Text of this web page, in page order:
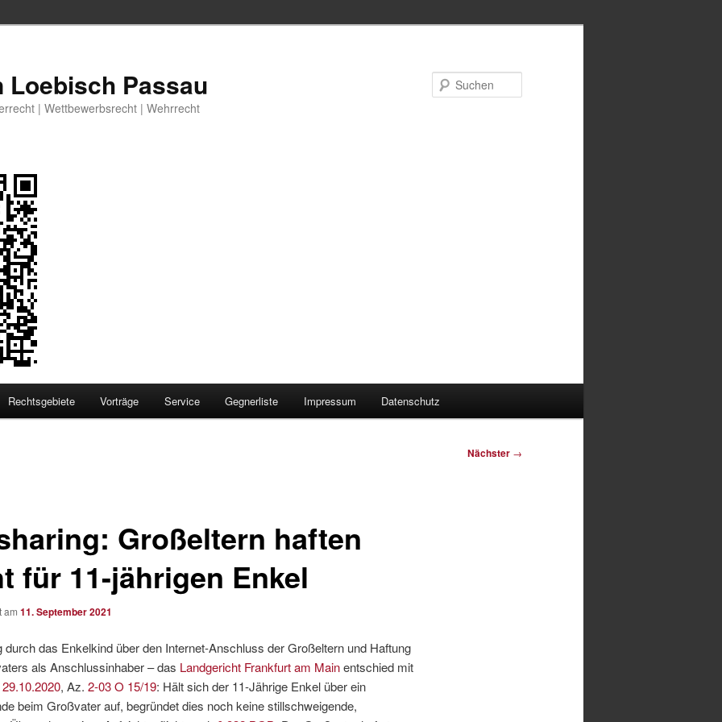
Loebisch Passau
| Wettbewerbsrecht | Wehrrecht
Rechtsgebiete Vorträge Service Gegnerliste Impressum Datenschutz
Nächster →
Großeltern haften
für 11-jährigen Enkel
am 11. September 2021
durch das Enkelkind über den Internet-Anschluss der Großeltern und Haftung
als Anschlussinhaber – das Landgericht Frankfurt am Mainentschied mit
, Az. 2-03 O 15/19: Hält sich der 11-Jährige Enkel über ein
beim Großvater auf, begründet dies noch keine stillschweigende,